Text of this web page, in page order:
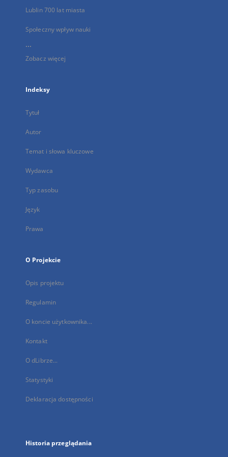
Lublin 700 lat miasta
Społeczny wpływ nauki
...
Zobacz więcej
Indeksy
Tytuł
Autor
Temat i słowa kluczowe
Wydawca
Typ zasobu
Język
Prawa
O Projekcie
Opis projektu
Regulamin
O koncie użytkownika...
Kontakt
O dLibrze...
Statystyki
Deklaracja dostępności
Historia przeglądania